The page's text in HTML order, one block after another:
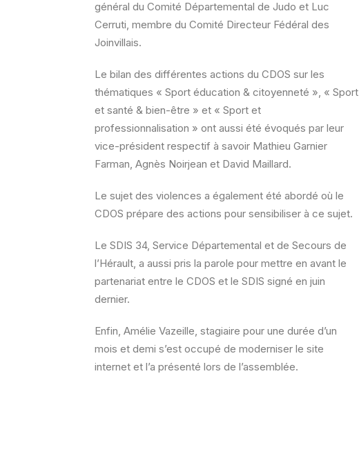
général du Comité Départemental de Judo et Luc
Cerruti, membre du Comité Directeur Fédéral des
Joinvillais.
Le bilan des différentes actions du CDOS sur les
thématiques « Sport éducation & citoyenneté », « Sport
et santé & bien-être » et « Sport et
professionnalisation » ont aussi été évoqués par leur
vice-président respectif à savoir Mathieu Garnier
Farman, Agnès Noirjean et David Maillard.
Le sujet des violences a également été abordé où le
CDOS prépare des actions pour sensibiliser à ce sujet.
Le SDIS 34, Service Départemental et de Secours de
l’Hérault, a aussi pris la parole pour mettre en avant le
partenariat entre le CDOS et le SDIS signé en juin
dernier.
Enfin, Amélie Vazeille, stagiaire pour une durée d’un
mois et demi s’est occupé de moderniser le site
internet et l’a présenté lors de l’assemblée.